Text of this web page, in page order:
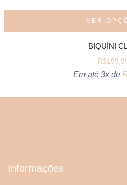
VER
BIQUÍNI
R$
Em até 3x de
Informações